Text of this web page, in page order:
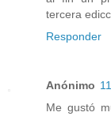
tercera
Responder
Anónimo
Me gustó